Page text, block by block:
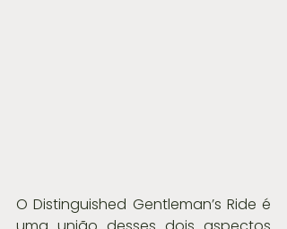
O Distinguished Gentleman’s Ride é